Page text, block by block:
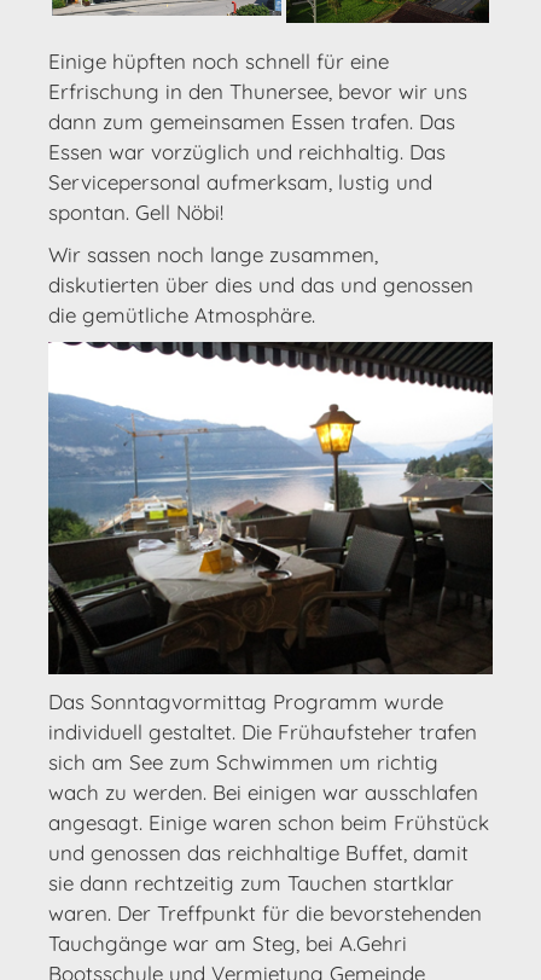
Einige hüpften noch schnell für eine
Erfrischung in den Thunersee, bevor wir uns
dann zum gemeinsamen Essen trafen. Das
Essen war vorzüglich und reichhaltig. Das
Servicepersonal aufmerksam, lustig und
spontan. Gell Nöbi!
Wir sassen noch lange zusammen,
diskutierten über dies und das und genossen
die gemütliche Atmosphäre.
Das Sonntagvormittag Programm wurde
individuell gestaltet. Die Frühaufsteher trafen
sich am See zum Schwimmen um richtig
wach zu werden. Bei einigen war ausschlafen
angesagt. Einige waren schon beim Frühstück
und genossen das reichhaltige Buffet, damit
sie dann rechtzeitig zum Tauchen startklar
waren. Der Treffpunkt für die bevorstehenden
Tauchgänge war am Steg, bei A.Gehri
Bootsschule und Vermietung Gemeinde